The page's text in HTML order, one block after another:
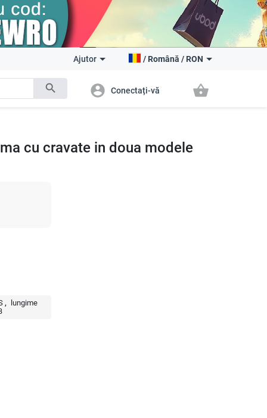
search
Ajutor / Română / RON
account_circle Conectați-vă shopping_basket
cu cravate in doua modele
lungime